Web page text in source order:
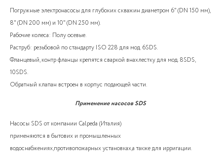
Погружные электронасосы для глубоких скважин диаметром 6" (DN 150 мм),
8" (DN 200 мм) и 10" (DN 250 мм).
Рабочие колеса: Полу осевые.
Раструб: резьбовой по стандарту ISO 228 для мод. 6SDS.
Фланцевый, контр фланцы крепятся сваркой внахлестку для мод. 8SDS,
10SDS.
Обратный клапан встроен в корпус подающей части.
Применение насосов SDS
Насосы SDS от компании Calpeda (Италия)
применяются в бытових и промышленных
водоснабжениях,противопожарных установках,а также для ирригации.